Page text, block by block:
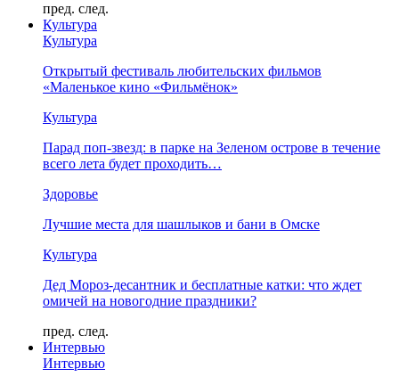
пред. след.
Культура
Культура
Открытый фестиваль любительских фильмов
«Маленькое кино «Фильмёнок»
Культура
Парад поп-звезд: в парке на Зеленом острове в течение
всего лета будет проходить…
Здоровье
Лучшие места для шашлыков и бани в Омске
Культура
Дед Мороз-десантник и бесплатные катки: что ждет
омичей на новогодние праздники?
пред. след.
Интервью
Интервью